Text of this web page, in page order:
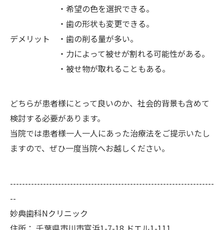
・希望の色を選択できる。
・歯の形状も変更できる。
デメリット ・歯の削る量が多い。
・力によって被せが割れる可能性がある。
・被せ物が取れることもある。
どちらが患者様にとって良いのか、社会的背景も含めて
検討する必要があります。
当院では患者様一人一人にあった治療法をご提示いたし
ますので、ぜひ一度当院へお越しください。
--------------------------------------------------------------------
--
妙典歯科Nクリニック